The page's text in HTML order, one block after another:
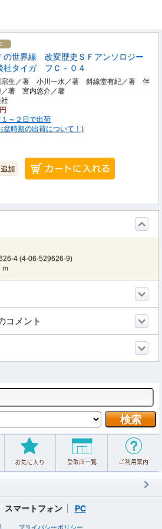
の世界線 改変歴史ＳＦアンソロジー
社タイガ フＣ－０４
宗生／著 小川一水／著 斜線堂有紀／著 伴
／著 宮内悠介／著
～２日で出荷
盆時期の出荷について！)
4 (4-06-529626-9)
コメント
スマートフォン PC
プライバシーポリシー